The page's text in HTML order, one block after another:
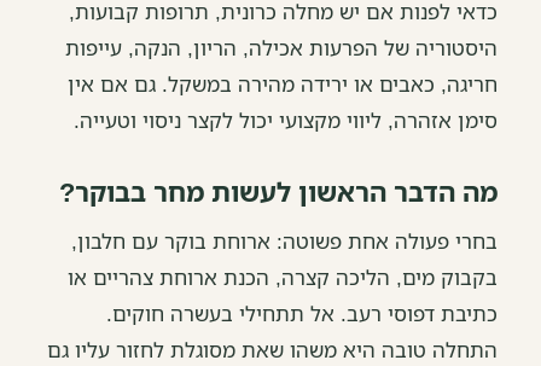
כדאי לפנות אם יש מחלה כרונית, תרופות קבועות,
היסטוריה של הפרעות אכילה, הריון, הנקה, עייפות
חריגה, כאבים או ירידה מהירה במשקל. גם אם אין
סימן אזהרה, ליווי מקצועי יכול לקצר ניסוי וטעייה.
מה הדבר הראשון לעשות מחר בבוקר?
בחרי פעולה אחת פשוטה: ארוחת בוקר עם חלבון,
בקבוק מים, הליכה קצרה, הכנת ארוחת צהריים או
כתיבת דפוסי רעב. אל תתחילי בעשרה חוקים.
התחלה טובה היא משהו שאת מסוגלת לחזור עליו גם